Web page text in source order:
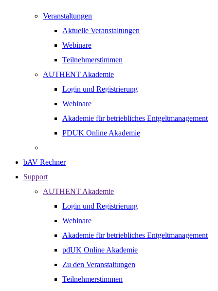
Veranstaltungen
Aktuelle Veranstaltungen
Webinare
Teilnehmerstimmen
AUTHENT Akademie
Login und Registrierung
Webinare
Akademie für betriebliches Entgeltmanagement
PDUK Online Akademie
bAV Rechner
Support
AUTHENT Akademie
Login und Registrierung
Webinare
Akademie für betriebliches Entgeltmanagement
pdUK Online Akademie
Zu den Veranstaltungen
Teilnehmerstimmen